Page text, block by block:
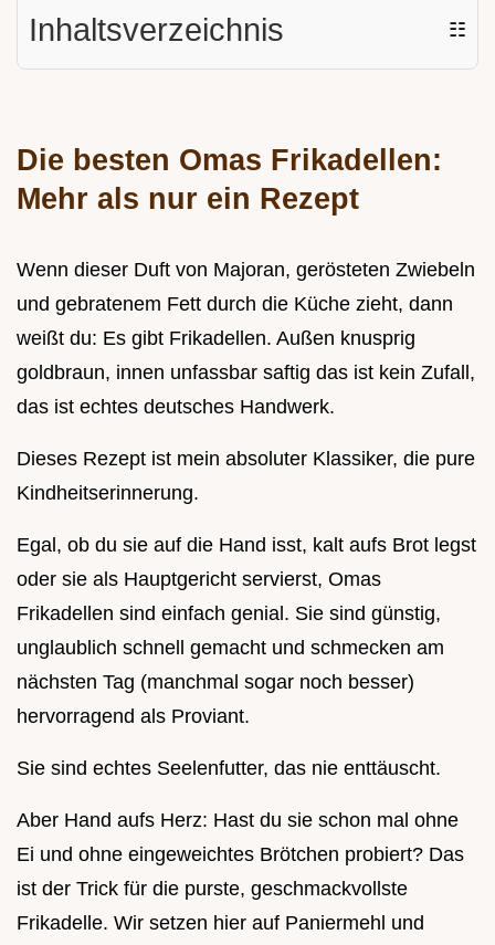
Inhaltsverzeichnis ☷
Die besten Omas Frikadellen:
Mehr als nur ein Rezept
Wenn dieser Duft von Majoran, gerösteten Zwiebeln
und gebratenem Fett durch die Küche zieht, dann
weißt du: Es gibt Frikadellen. Außen knusprig
goldbraun, innen unfassbar saftig das ist kein Zufall,
das ist echtes deutsches Handwerk.
Dieses Rezept ist mein absoluter Klassiker, die pure
Kindheitserinnerung.
Egal, ob du sie auf die Hand isst, kalt aufs Brot legst
oder sie als Hauptgericht servierst, Omas
Frikadellen sind einfach genial. Sie sind günstig,
unglaublich schnell gemacht und schmecken am
nächsten Tag (manchmal sogar noch besser)
hervorragend als Proviant.
Sie sind echtes Seelenfutter, das nie enttäuscht.
Aber Hand aufs Herz: Hast du sie schon mal ohne
Ei und ohne eingeweichtes Brötchen probiert? Das
ist der Trick für die purste, geschmackvollste
Frikadelle. Wir setzen hier auf Paniermehl und